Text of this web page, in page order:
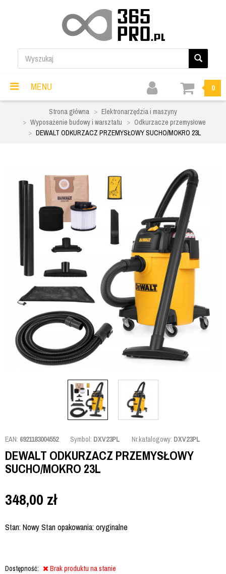
MENU 0
Strona główna
Elektronarzędzia i maszyny
Wyposażenie budowy i warsztatu
Odkurzacze przemysłowe
DEWALT ODKURZACZ PRZEMYSŁOWY SUCHO/MOKRO 23L
EAN: 6921183004552 Symbol: DXV23PL Nr.katalogowy: DXV23PL
DEWALT ODKURZACZ PRZEMYSŁOWY
SUCHO/MOKRO 23L
348,00 zł
Stan: Nowy Stan opakowania: oryginalne
Dostępność:
Brak produktu na stanie